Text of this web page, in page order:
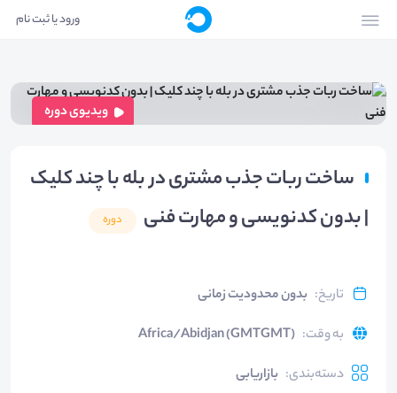
ورود یا ثبت نام
ساخت ربات جذب مشتری در بله با چند کلیک
| بدون کدنویسی و مهارت فنی
دوره
تاریخ: بدون محدودیت زمانی
به وقت:
Africa/Abidjan (GMTGMT)
دسته‌بندی: بازاریابی
ویدیوی دوره